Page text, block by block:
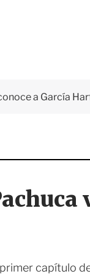
a García
capítulo